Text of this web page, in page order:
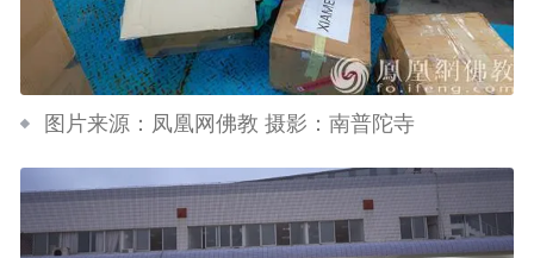
图片来源：凤凰网佛教 摄影：南普陀寺